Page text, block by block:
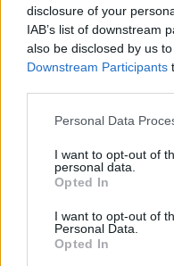
disclosure of your
IAB’s list of downstream
also be disclosed by us
Downstream Participants
Please note that this
not limited to your visit or
grant or deny consent to
use your data for below
consent section.
Personal Data
I want to opt-out of
personal data.
Opted In
I want to opt-out of
Personal Data.
Opted In
Jótékonysági
2013. 09. 30.|Kultúrpart
Aszegénység elleni